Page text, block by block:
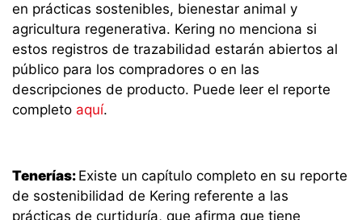
en prácticas sostenibles, bienestar animal y
agricultura regenerativa. Kering no menciona si
estos registros de trazabilidad estarán abiertos al
público para los compradores o en las
descripciones de producto. Puede leer el reporte
completo aquí.
Tenerías: Existe un capítulo completo en su reporte
de sostenibilidad de Kering referente a las
prácticas de curtiduría, que afirma que tiene